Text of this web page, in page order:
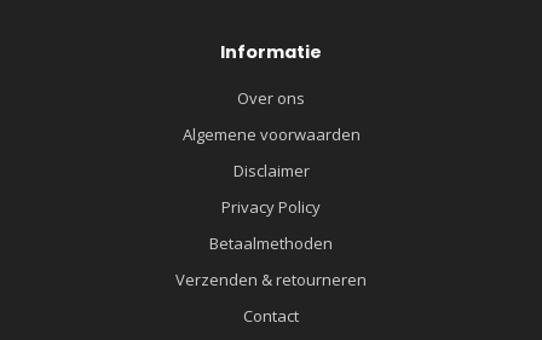
Informatie
Over ons
Algemene voorwaarden
Disclaimer
Privacy Policy
Betaalmethoden
Verzenden & retourneren
Contact